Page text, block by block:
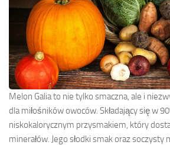
Melon Galia to nie tylko smaczna, ale i
dla miłośników owoców. Składający się w
niskokalorycznym przysmakiem, który
minerałów. Jego słodki smak oraz soczysty